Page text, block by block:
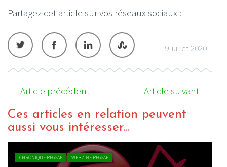
Partagez cet article sur vos réseaux sociaux :
9 juillet 2020
Article précédent Article suivant
Ces articles en relation peuvent
aussi vous intéresser...
CHRONIQUE REGGAE WEBZINE REGGAE